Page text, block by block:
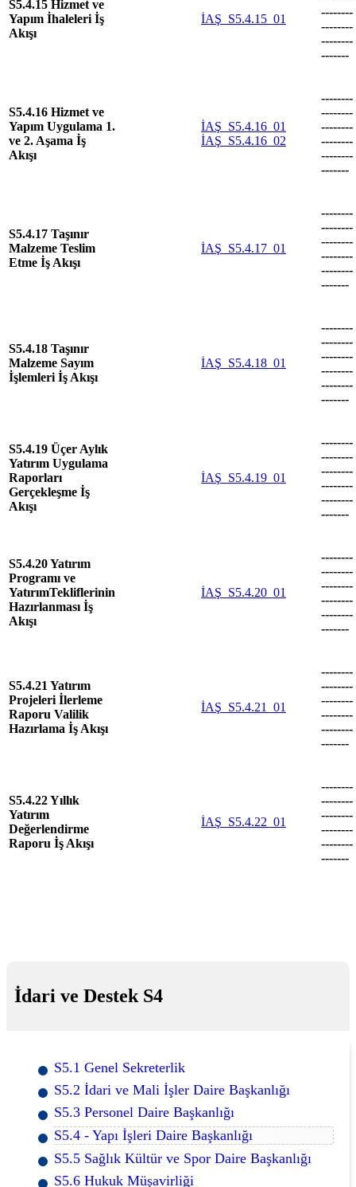
S5.4.15 Hizmet ve
Yapım İhaleleri İş
Akışı
İAŞ_S5.4.15_01
--------
--------
--------
-------
S5.4.16 Hizmet ve
Yapım Uygulama 1.
ve 2. Aşama İş
Akışı
İAŞ_S5.4.16_01
İAŞ_S5.4.16_02
--------
--------
--------
--------
--------
-------
S5.4.17 Taşınır
Malzeme Teslim
Etme İş Akışı
İAŞ_S5.4.17_01
--------
--------
--------
--------
--------
-------
S5.4.18 Taşınır
Malzeme Sayım
İşlemleri İş Akışı
İAŞ_S5.4.18_01
--------
--------
--------
--------
--------
-------
S5.4.19 Üçer Aylık
Yatırım Uygulama
Raporları
Gerçekleşme İş
Akışı
İAŞ_S5.4.19_01
--------
--------
--------
--------
--------
-------
S5.4.20 Yatırım
Programı ve
YatırımTekliflerinin
Hazırlanması İş
Akışı
İAŞ_S5.4.20_01
--------
--------
--------
--------
--------
-------
S5.4.21 Yatırım
Projeleri İlerleme
Raporu Valilik
Hazırlama İş Akışı
İAŞ_S5.4.21_01
--------
--------
--------
--------
--------
-------
S5.4.22 Yıllık
Yatırım
Değerlendirme
Raporu İş Akışı
İAŞ_S5.4.22_01
--------
--------
--------
--------
--------
-------
İdari ve Destek S4
S5.1 Genel Sekreterlik
S5.2 İdari ve Mali İşler Daire Başkanlığı
S5.3 Personel Daire Başkanlığı
S5.4 - Yapı İşleri Daire Başkanlığı
S5.5 Sağlık Kültür ve Spor Daire Başkanlığı
S5.6 Hukuk Müşavirliği